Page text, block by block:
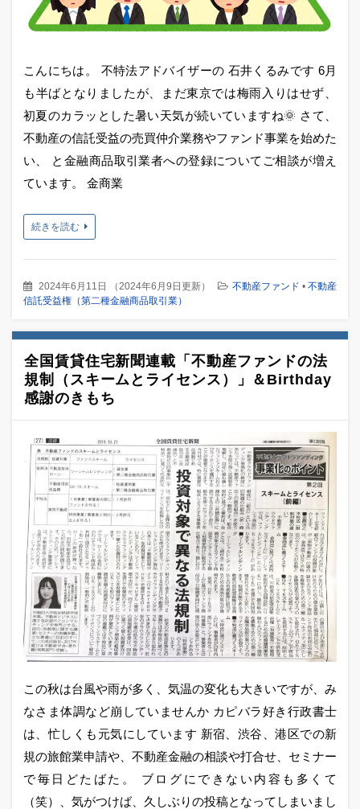
こんにちは。 不特法アドバイザーの 石井くるみです 6月
も半ばとなりましたが、まだ東京では梅雨入りはせず、
初夏のカラッとした暑い天気が続いていますね🌞 さて、
不動産の信託受益の売買仲介業務やファンド事業を始めた
い、 と金融商品取引業者への登録についてご相談が増え
ています。 金商業
続きを読む
2024年6月11日 （2024年6月9日更新） 不動産ファンド • 不動産
信託受益権（第二種金融商品取引業）
全国賃貸住宅新聞連載「不動産ファンドの法
規制（スキームとライセンス）」＆Birthday
感謝のきもち
この秋は台風や雨が多く、気温の変化も大きいですが、み
なさま体調など崩していませんか カピバラ好き行政書士
は、忙しくも元気にしています 新宿、渋谷、港区での新
規の旅館業申請や、不動産金融の相談や打合せ、セミナー
で毎日どたばた。 ブログにできない内容も多くて
（笑）、気がつけば、久しぶりの投稿となってしまいまし